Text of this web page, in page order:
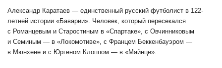
Александр Каратаев — единственный русский футболист в 122-
летней истории «Баварии». Человек, который пересекался
с Романцевым и Старостиным в «Спартаке», с Овчинниковым
и Семиным — в «Локомотиве», с Францем Беккенбауэром —
в Мюнхене и с Юргеном Клоппом — в «Майнце».